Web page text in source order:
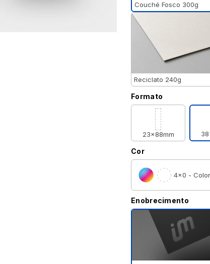
Couché Fosco 300g
Reciclato 240g
Formato
23x88mm
Cor
4×0 -
Enobrecimento